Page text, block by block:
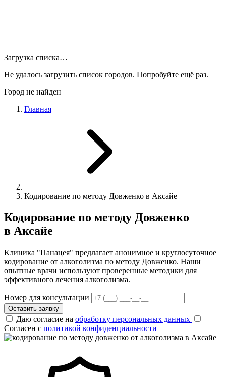
Загрузка списка…
Не удалось загрузить список городов. Попробуйте ещё раз.
Город не найден
Главная
Кодирование по методу Довженко в Аксайе
Кодирование по методу Довженко
в Аксайе
Клиника "Панацея" предлагает анонимное и круглосуточное
кодирование от алкоголизма по методу Довженко. Наши
опытные врачи используют проверенные методики для
эффективного лечения алкоголизма.
Номер для консультации
Оставить заявку
Даю согласие на обработку персональных данных
Согласен с политикой конфиденциальности